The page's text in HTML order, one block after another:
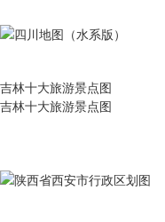
吉林十大旅游景点图
吉林十大旅游景点图